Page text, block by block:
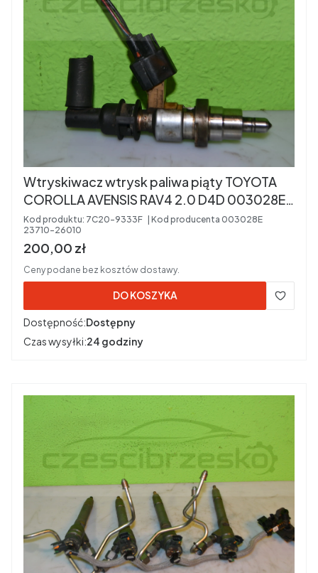
Wtryskiwacz wtrysk paliwa piąty TOYOTA
COROLLA AVENSIS RAV4 2.0 D4D 003028E
23710-26010
Kod produktu: 7C20-9333F Kod producenta 003028E
23710-26010
Cena brutto
200,00 zł
Ceny podane bez kosztów dostawy.
DO KOSZYKA
Dostępność:Dostępny
Czas wysyłki:24 godziny